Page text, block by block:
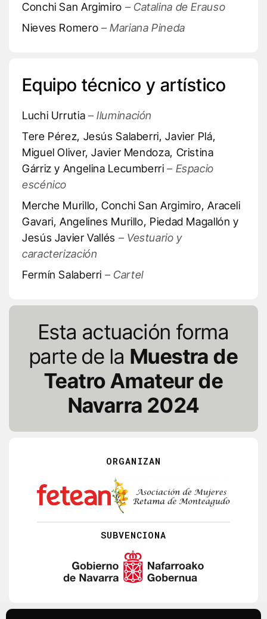
Conchi San Argimiro – Catalina de Erauso
Nieves Romero – Mariana Pineda
Equipo técnico y artístico
Luchi Urrutia – Iluminación
Tere Pérez, Jesús Salaberri, Javier Plá,
Miguel Oliver, Javier Mendoza, Cristina
Gárriz y Angelina Lecumberri – Espacio
escénico
Merche Murillo, Conchi San Argimiro, Araceli
Gavari, Angelines Murillo, Piedad Magallón y
Jesús Javier Vallés – Vestuario y
caracterización
Fermín Salaberri – Cartel
Esta actuación forma
parte de la Muestra de
Teatro Amateur de
Navarra 2024
ORGANIZAN
SUBVENCIONA